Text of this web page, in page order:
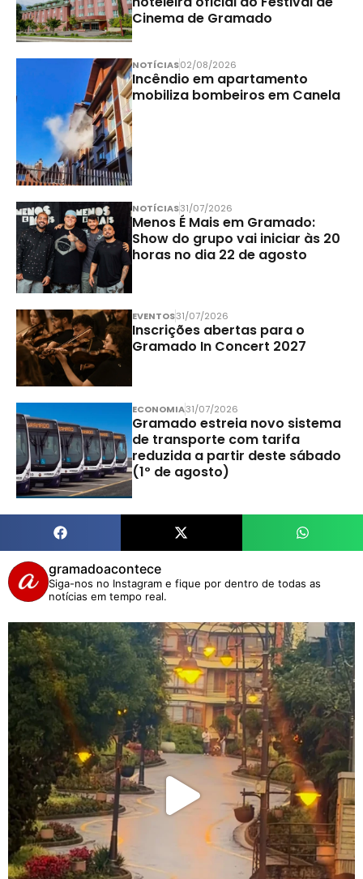
Cinema de Gramado
NOTÍCIAS02/08/2026
Incêndio em apartamento
mobiliza bombeiros em Canela
NOTÍCIAS31/07/2026
Menos É Mais em Gramado:
Show do grupo vai iniciar às 20
horas no dia 22 de agosto
EVENTOS31/07/2026
Inscrições abertas para o
Gramado In Concert 2027
ECONOMIA31/07/2026
Gramado estreia novo sistema
de transporte com tarifa
reduzida a partir deste sábado
(1º de agosto)
gramadoacontece
Siga-nos no Instagram e fique por dentro de todas as
notícias em tempo real.